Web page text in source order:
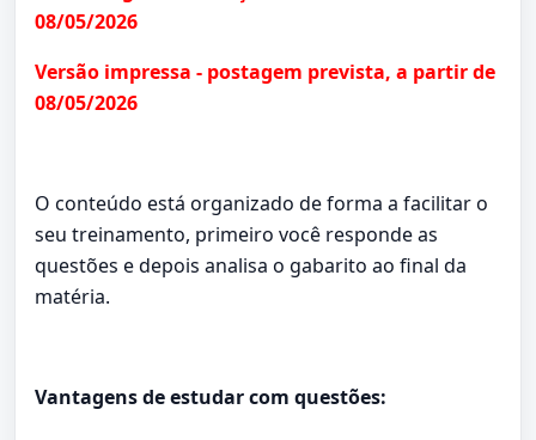
08/05/2026
Versão impressa - postagem prevista, a partir de
08/05/2026
O conteúdo está organizado de forma a facilitar o
seu treinamento, primeiro você responde as
questões e depois analisa o gabarito ao final da
matéria.
Vantagens de estudar com questões: